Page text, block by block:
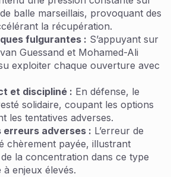
balle marseillais, provoquant des
la récupération.
fulgurantes : S’appuyant sur
Guessand et Mohamed-Ali
exploiter chaque ouverture avec
et discipliné : En défense, le
solidaire, coupant les options
les tentatives adverses.
erreurs adverses : L’erreur de
chèrement payée, illustrant
de la concentration dans ce type
enjeux élevés.